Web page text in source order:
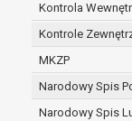
Kontrola
Kontrole
MKZP
Narodowy Spis
Narodowy Spis
umowy o
danego
W